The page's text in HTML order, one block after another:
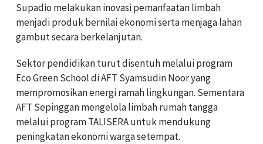
Supadio melakukan inovasi pemanfaatan limbah
menjadi produk bernilai ekonomi serta menjaga lahan
gambut secara berkelanjutan.
Sektor pendidikan turut disentuh melalui program
Eco Green School di AFT Syamsudin Noor yang
mempromosikan energi ramah lingkungan. Sementara
AFT Sepinggan mengelola limbah rumah tangga
melalui program TALISERA untuk mendukung
peningkatan ekonomi warga setempat.